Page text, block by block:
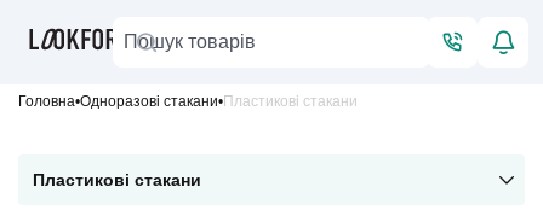
Головна Одноразові стакани Пластикові стакани
Пластикові стакани